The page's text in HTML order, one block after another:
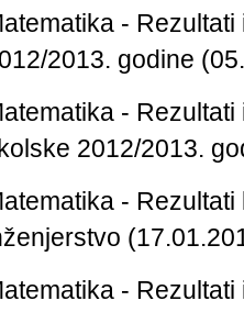
-
2013. godine
-
2012/2013.
-
-